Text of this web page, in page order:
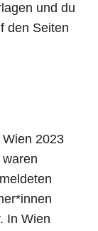
und du
den Seiten
2023
In Wien